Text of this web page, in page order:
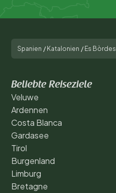
Spanien / Katalonien / Es Bòrdes
Beliebte Reiseziele
Veluwe
Ardennen
Costa Blanca
Gardasee
Tirol
Burgenland
Limburg
Bretagne